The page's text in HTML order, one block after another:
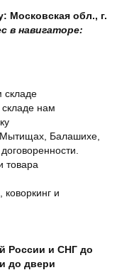
Московская обл., г.
в навигаторе:
складе
складе нам
Мытищах, Балашихе,
товара
и
России и СНГ до
до двери